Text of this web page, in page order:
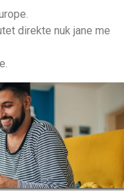
direkte nuk jane me